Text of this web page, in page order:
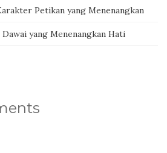
Petikan yang Menenangkan
yang Menenangkan Hati